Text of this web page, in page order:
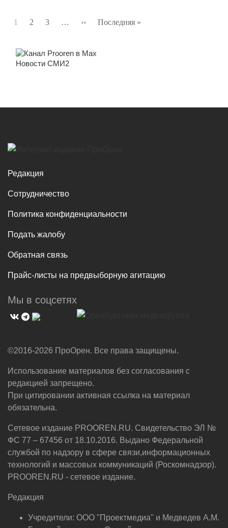
Нумерация
1 2 3 … ›› Следующая
Последняя »
Новости СМИ2
Редакция
Сотрудничество
Политика конфиденциальности
Подать жалобу
Обратная связь
Прайс-листы на предвыборную агитацию
Мы в соцсетях
©2016-2026 ПроОрен. Все права защищены.
Использование материалов без согласования с
редакцией запрещено.
При цитировании активная ссылка на материал
обязательна.
Сетевое издание PROOREN.RU. Свидетельство ЭЛ №
ФС 77 – 67456 от 18.10.2016. Выдано Федеральной
службой по надзору в сфере связи,информационных
технологий и массовых коммуникаций (Роскомнадзор).
PROOREN.RU - сетевое издание.
Редакция
Учредители: ООО "Проектмедиа" и Медведев А.М.